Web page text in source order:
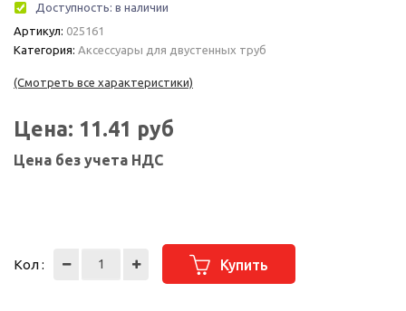
Доступность: в наличии
Артикул: 025161
Категория: Аксессуары для двустенных труб
(Смотреть все характеристики)
Цена: 11.41 руб
Цена без учета НДС
Кол : Купить